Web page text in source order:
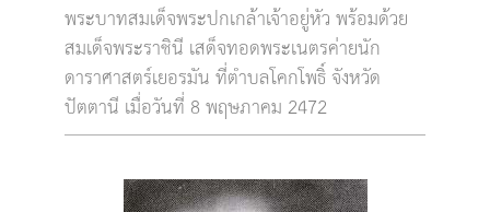
พระบาทสมเด็จพระปกเกล้าเจ้าอยู่หัว พร้อมด้วย
สมเด็จพระราชินี เสด็จทอดพระเนตรค่ายนัก
ดาราศาสตร์เยอรมัน ที่ตำบลโคกโพธิ์ จังหวัด
ปัตตานี เมื่อวันที่ 8 พฤษภาคม 2472